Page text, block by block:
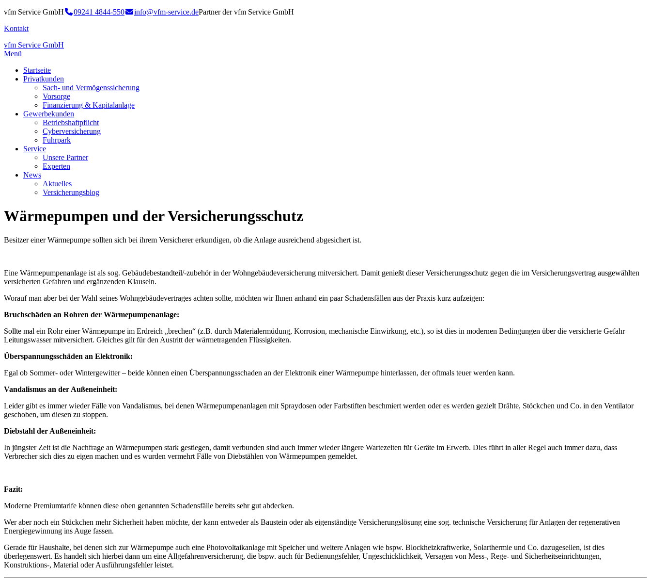
vfm Service GmbH 09241 4844-550 info@vfm-service.dePartner der vfm Service GmbH
Kontakt
vfm Service GmbH
Menü
Startseite
Privatkunden
Sach- und Vermögenssicherung
Vorsorge
Finanzierung & Kapitalanlage
Gewerbekunden
Betriebshaftpflicht
Cyberversicherung
Fuhrpark
Service
Unsere Partner
Experten
News
Aktuelles
Versicherungsblog
Wärmepumpen und der Versicherungsschutz
Besitzer einer Wärmepumpe sollten sich bei ihrem Versicherer erkundigen, ob die Anlage ausreichend abgesichert ist.
Eine Wärmepumpenanlage ist als sog. Gebäudebestandteil/-zubehör in der Wohngebäudeversicherung mitversichert. Damit genießt dieser Versicherungsschutz gegen die im Versicherungsvertrag ausgewählten
versicherten Gefahren und ergänzenden Klauseln.
Worauf man aber bei der Wahl seines Wohngebäudevertrages achten sollte, möchten wir Ihnen anhand ein paar Schadensfällen aus der Praxis kurz aufzeigen:
Bruchschäden an Rohren der Wärmepumpenanlage:
Sollte mal ein Rohr einer Wärmepumpe im Erdreich „brechen“ (z.B. durch Materialermüdung, Korrosion, mechanische Einwirkung, etc.), so ist dies in modernen Bedingungen über die versicherte Gefahr
Leitungswasser mitversichert. Gleiches gilt für den Austritt der wärmetragenden Flüssigkeiten.
Überspannungsschäden an Elektronik:
Egal ob Sommer- oder Wintergewitter – beide können einen Überspannungsschaden an der Elektronik einer Wärmepumpe hinterlassen, der oftmals teuer werden kann.
Vandalismus an der Außeneinheit:
Leider gibt es immer wieder Fälle von Vandalismus, bei denen Wärmepumpenanlagen mit Spraydosen oder Farbstiften beschmiert werden oder es werden gezielt Drähte, Stöckchen und Co. in den Ventilator
geschoben, um diesen zu stoppen.
Diebstahl der Außeneinheit:
In jüngster Zeit ist die Nachfrage an Wärmepumpen stark gestiegen, damit verbunden sind auch immer wieder längere Wartezeiten für Geräte im Erwerb. Dies führt in aller Regel auch immer dazu, dass
Verbrecher sich dies zu eigen machen und es wurden vermehrt Fälle von Diebstählen von Wärmepumpen gemeldet.
Fazit:
Moderne Premiumtarife können diese oben genannten Schadensfälle bereits sehr gut abdecken.
Wer aber noch ein Stückchen mehr Sicherheit haben möchte, der kann entweder als Baustein oder als eigenständige Versicherungslösung eine sog. technische Versicherung für Anlagen der regenerativen
Energiegewinnung ins Auge fassen.
Gerade für Haushalte, bei denen sich zur Wärmepumpe auch eine Photovoltaikanlage mit Speicher und weitere Anlagen wie bspw. Blockheizkraftwerke, Solarthermie und Co. dazugesellen, ist dies
überlegenswert. Es handelt sich hierbei dann um eine Allgefahrenversicherung, die bspw. auch für Bedienungsfehler, Ungeschicklichkeit, Versagen von Mess-, Rege- und Sicherheitseinrichtungen,
Konstruktions-, Material oder Ausführungsfehler leistet.